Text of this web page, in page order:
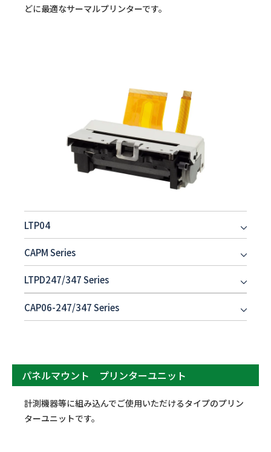
どに最適なサーマルプリンターです。
LTP04
CAPM Series
LTPD247/347 Series
CAP06-247/347 Series
パネルマウント プリンターユニット
計測機器等に組み込んでご使用いただけるタイプのプリン
ターユニットです。